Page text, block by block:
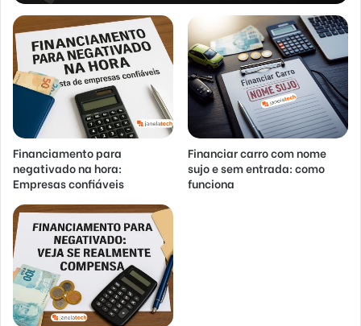
Financiamento para
negativado na hora:
Empresas confiáveis
Financiar carro com nome
sujo e sem entrada: como
funciona